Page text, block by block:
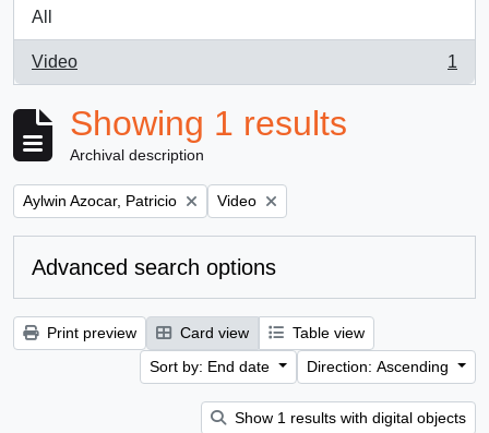
All
Video
, 1 results
1
Showing 1 results
Archival description
Remove filter:
Aylwin Azocar, Patricio Remove filter:
Video
Advanced search options
Print preview Card view
Table view
Sort by: End date
Direction: Ascending
Show 1 results with digital objects